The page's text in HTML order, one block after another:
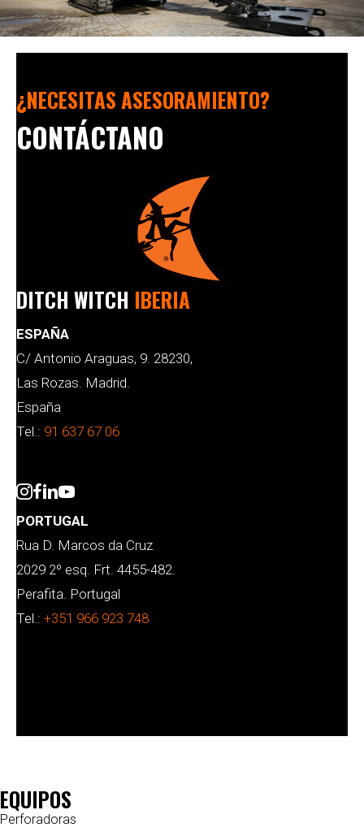
¿NECESITAS ASESORAMIENTO?
CONTÁCTANO
DITCH WITCH IBERIA
ESPAÑA
C/ Antonio Araguas, 9. 28230,
Las Rozas. Madrid.
España
Tel.: 91 637 67 06
PORTUGAL
Rua D. Marcos da Cruz
2029 2º esq. Frt. 4455-482.
Perafita. Portugal
Tel.: +351 966 923 748
EQUIPOS
Perforadoras